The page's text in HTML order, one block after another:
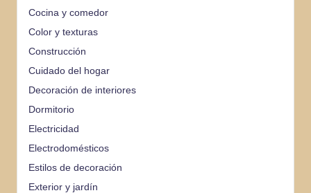
Cocina y comedor
Color y texturas
Construcción
Cuidado del hogar
Decoración de interiores
Dormitorio
Electricidad
Electrodomésticos
Estilos de decoración
Exterior y jardín